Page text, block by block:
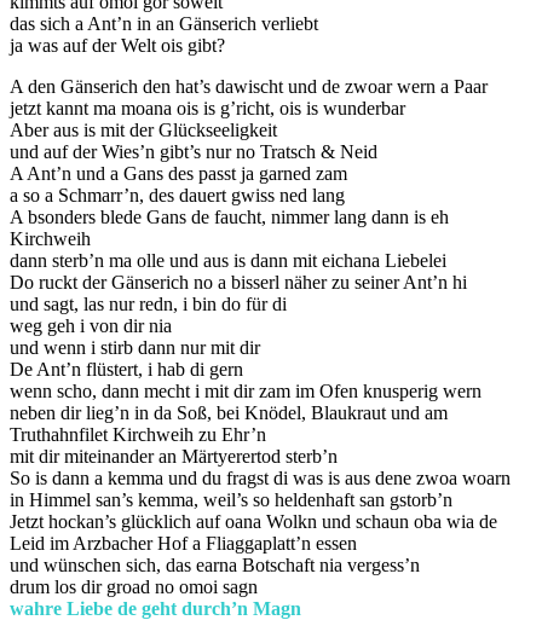
das sich a Ant’n in an Gänserich verliebt
ja was auf der Welt ois gibt?
A den Gänserich den hat’s dawischt und de zwoar wern a Paar
jetzt kannt ma moana ois is g’richt, ois is wunderbar
Aber aus is mit der Glückseeligkeit
und auf der Wies’n gibt’s nur no Tratsch & Neid
A Ant’n und a Gans des passt ja garned zam
a so a Schmarr’n, des dauert gwiss ned lang
A bsonders blede Gans de faucht, nimmer lang dann is eh
Kirchweih
dann sterb’n ma olle und aus is dann mit eichana Liebelei
Do ruckt der Gänserich no a bisserl näher zu seiner Ant’n hi
und sagt, las nur redn, i bin do für di
weg geh i von dir nia
und wenn i stirb dann nur mit dir
De Ant’n flüstert, i hab di gern
wenn scho, dann mecht i mit dir zam im Ofen knusperig wern
neben dir lieg’n in da Soß, bei Knödel, Blaukraut und am
Truthahnfilet Kirchweih zu Ehr’n
mit dir miteinander an Märtyerertod sterb’n
So is dann a kemma und du fragst di was is aus dene zwoa woarn
in Himmel san’s kemma, weil’s so heldenhaft san gstorb’n
Jetzt hockan’s glücklich auf oana Wolkn und schaun oba wia de
Leid im Arzbacher Hof a Fliaggaplatt’n essen
und wünschen sich, das earna Botschaft nia vergess’n
drum los dir groad no omoi sagn
wahre Liebe de geht durch’n Magn